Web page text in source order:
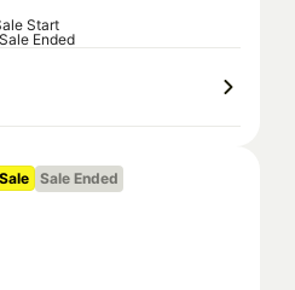
Start
Ended
Sale Ended